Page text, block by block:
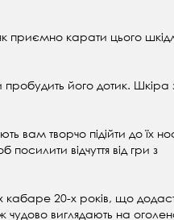
приємно карати цього
його дотик. Шкіра
творчо підійти до їх
відчуття від гри з
кабаре 20-х років, що
виглядають на